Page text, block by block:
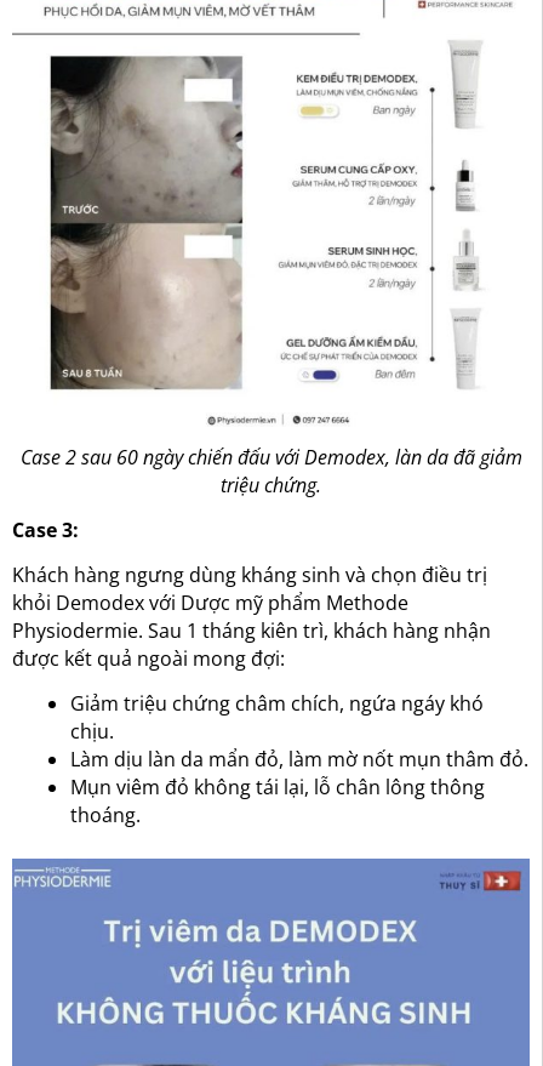
Case 2 sau 60 ngày chiến đấu với Demodex, làn da đã giảm
triệu chứng.
Case 3:
Khách hàng ngưng dùng kháng sinh và chọn điều trị
khỏi Demodex với Dược mỹ phẩm Methode
Physiodermie. Sau 1 tháng kiên trì, khách hàng nhận
được kết quả ngoài mong đợi:
Giảm triệu chứng châm chích, ngứa ngáy khó
chịu.
Làm dịu làn da mẩn đỏ, làm mờ nốt mụn thâm đỏ.
Mụn viêm đỏ không tái lại, lỗ chân lông thông
thoáng.